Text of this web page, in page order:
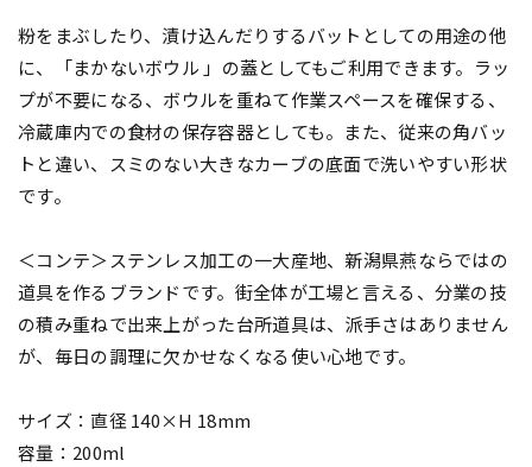
粉をまぶしたり、漬け込んだりするバットとしての用途の他
に、「まかないボウル 」の蓋としてもご利用できます。ラッ
プが不要になる、ボウルを重ねて作業スペースを確保する、
冷蔵庫内での食材の保存容器としても。また、従来の角バッ
トと違い、スミのない大きなカーブの底面で洗いやすい形状
です。
＜コンテ＞ステンレス加工の一大産地、新潟県燕ならではの
道具を作るブランドです。街全体が工場と言える、分業の技
の積み重ねで出来上がった台所道具は、派手さはありません
が、毎日の調理に欠かせなくなる使い心地です。
サイズ：直径 140×H 18mm
容量：200ml